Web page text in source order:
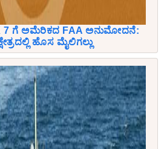
ಗೆ ಅಮೆರಿಕದ FAA ಅನುಮೋದನೆ:
ಹೊಸ ಮೈಲಿಗಲ್ಲು